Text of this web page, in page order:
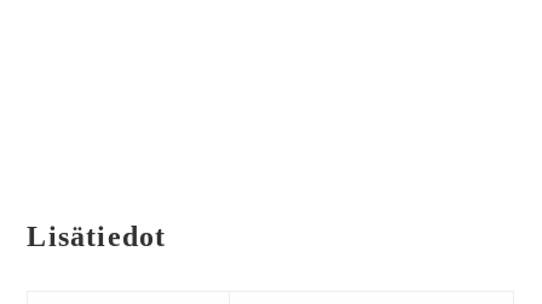
Lisätiedot